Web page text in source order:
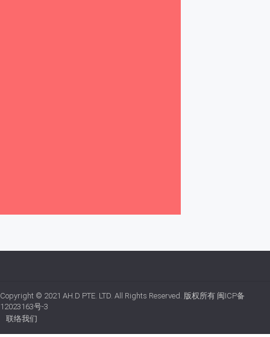
Copyright © 2021 AH.D PTE. LTD. All Rights Reserved. 版权所有 闽ICP备
12023163号-3
联络我们